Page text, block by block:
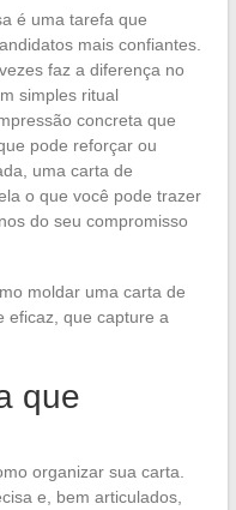
é uma tarefa que
mais confiantes.
faz a diferença no
simples ritual
concreta que
pode reforçar ou
uma carta de
o que você pode trazer
do seu compromisso
moldar uma carta de
eficaz, que capture a
que
organizar sua carta.
e, bem articulados,